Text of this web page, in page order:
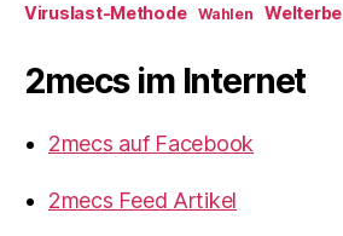
Viruslast-Methode Wahlen Welterbe
2mecs im Internet
2mecs auf Facebook
2mecs Feed Artikel